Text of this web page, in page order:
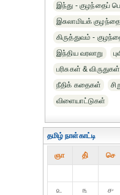
இந்து - குழந்தைப்
இசுலாமியக்
கிருத்துவம் -
இந்திய வரலாறு
பரிசுகள் & விருதுகள்
நீதிக் கதைகள்
விளையாட்டுகள்
தமிழ் நாள்காட்டி
ஞா தி் செ
௨
௩ ௪